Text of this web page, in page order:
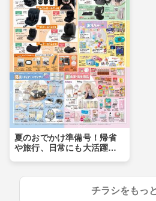
夏のおでかけ準備号！帰省
や旅行、日常にも大活躍ア
チラシをもっ